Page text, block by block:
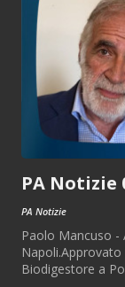
PA Notizie
PA Notizie
Paolo Mancuso -
Biodigestore a